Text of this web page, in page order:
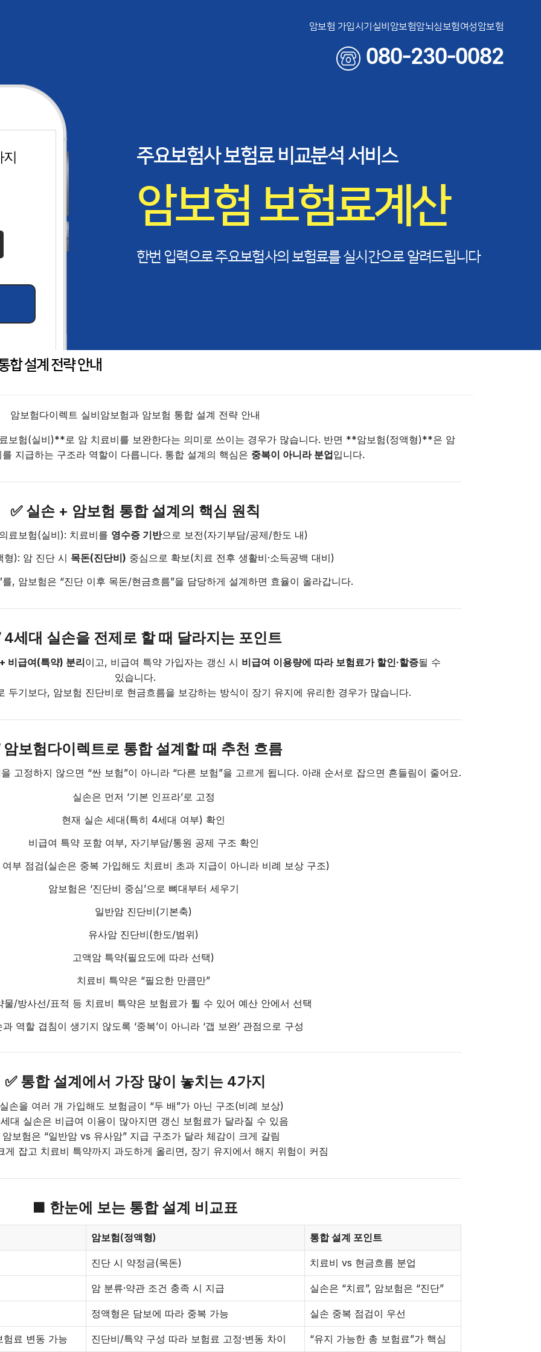
암보험 가입시기 실비암보험암뇌심보험여성암보험
080-230-0082
산
주요보험사 보험료 비교분석 서비스
암보험 보험료계산
한번 입력으로 주요보험사의 보험료를 실시간으로 알려드립니다
합 설계 전략 안내
암보험다이렉트 실비암보험과 암보험 통합 설계 전략 안내
보험(실비)**로 암 치료비를 보완한다는 의미로 쓰이는 경우가 많습니다. 반면 **암보험(정액형)**은 암
지급하는 구조라 역할이 다릅니다. 통합 설계의 핵심은 중복이 아니라 분업입니다.
✅ 실손 + 암보험 통합 설계의 핵심 원칙
료보험(실비): 치료비를 영수증 기반으로 보전(자기부담/공제/한도 내)
형): 암 진단 시 목돈(진단비) 중심으로 확보(치료 전후 생활비·소득공백 대비)
를, 암보험은 “진단 이후 목돈/현금흐름”을 담당하게 설계하면 효율이 올라갑니다.
4세대 실손을 전제로 할 때 달라지는 포인트
비급여(특약) 분리이고, 비급여 특약 가입자는 갱신 시 비급여 이용량에 따라 보험료가 할인·할증될 수
있습니다.
두기보다, 암보험 진단비로 현금흐름을 보강하는 방식이 장기 유지에 유리한 경우가 많습니다.
암보험다이렉트로 통합 설계할 때 추천 흐름
고정하지 않으면 “싼 보험”이 아니라 “다른 보험”을 고르게 됩니다. 아래 순서로 잡으면 흔들림이 줄어요.
실손은 먼저 ‘기본 인프라’로 고정
현재 실손 세대(특히 4세대 여부) 확인
비급여 특약 포함 여부, 자기부담/통원 공제 구조 확인
부 점검(실손은 중복 가입해도 치료비 초과 지급이 아니라 비례 보상 구조)
암보험은 ‘진단비 중심’으로 뼈대부터 세우기
일반암 진단비(기본축)
유사암 진단비(한도/범위)
고액암 특약(필요도에 따라 선택)
치료비 특약은 “필요한 만큼만”
물/방사선/표적 등 치료비 특약은 보험료가 튈 수 있어 예산 안에서 선택
과 역할 겹침이 생기지 않도록 ‘중복’이 아니라 ‘갭 보완’ 관점으로 구성
✅ 통합 설계에서 가장 많이 놓치는 4가지
손을 여러 개 가입해도 보험금이 “두 배”가 아닌 구조(비례 보상)
대 실손은 비급여 이용이 많아지면 갱신 보험료가 달라질 수 있음
보험은 “일반암 vs 유사암” 지급 구조가 달라 체감이 크게 갈림
잡고 치료비 특약까지 과도하게 올리면, 장기 유지에서 해지 위험이 커짐
■ 한눈에 보는 통합 설계 비교표
암보험(정액형) 통합 설계 포인트
진단 시 약정금(목돈) 치료비 vs 현금흐름 분업
암 분류·약관 조건 충족 시 지급 실손은 “치료”, 암보험은 “진단”
정액형은 담보에 따라 중복 가능 실손 중복 점검이 우선
료 변동 가능 진단비/특약 구성 따라 보험료 고정·변동 차이 “유지 가능한 총 보험료”가 핵심